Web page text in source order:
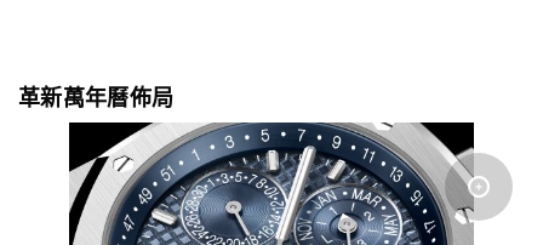
革新萬年曆佈局